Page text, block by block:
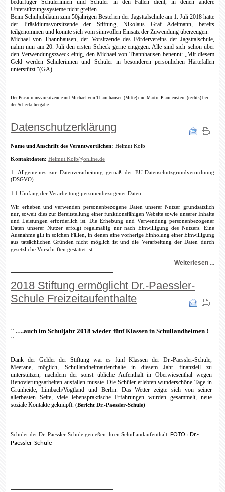
bedürftiger Schülerinnen und Schüler in den Fällen dient, in denen andere
Unterstützungssysteme nicht greifen.
Beim Schuljubiläum zum 50jährigen Bestehen der Jagsttalschule am 1. Juli 2018 hatte
der Präsidiumsvorsitzende der Stiftung, Nikolaus Graf Adelmann, bereits
teilgenommen und konnte sich vom sinnvollen Einsatz der Zuwendung überzeugen.
Michael von Thannhausen, der Vorsitzende des Fördervereins der Jagsttalschule,
nahm nun am 20. Juli den ersten Scheck gerne entgegen. Alle sind sich schon über
den Verwendungszweck einig, den Michael von Thannhausen benennt: „Mit diesem
Geld werden Schülerinnen und Schüler in besonderen persönlichen Härtefällen
unterstützt.“(GA)
Der Präsidiumsvorsitzende mit Michael von Thannhausen (Mitte) und Martin Pfannenstein (rechts) bei
der Scheckübergabe.
Datenschutzerklärung
Name und Anschrift des Verantwortlichen: Helmut Kolb
Kontaktdaten:Helmut.Kolb@online.de
1. Allgemeines zur Datenverarbeitung gemäß der EU-Datenschutzgrundverordnung
(DSGVO):
1.1 Umfang der Verarbeitung personenbezogener Daten:
Wir erheben und verwenden personenbezogene Daten unserer Nutzer grundsätzlich
nur, soweit dies zur Bereitstellung einer funktionsfähigen Website sowie unserer Inhalte
und Leistungen erforderlich ist. Die Erhebung und Verwendung personenbezogener
Daten unserer Nutzer erfolgt regelmäßig nur nach Einwilligung des Nutzers. Eine
Ausnahme gilt in solchen Fällen, in denen eine vorherige Einholung einer Einwilligung
aus tatsächlichen Gründen nicht möglich ist und die Verarbeitung der Daten durch
gesetzliche Vorschriften gestattet ist.
Weiterlesen ...
2018 Stiftung ermöglicht Dr.-Paessler-
Schule Freizeitaufenthalte
" ….auch im Schuljahr 2018 wieder fünf Klassen in Schullandheimen !
"
Dank der Gelder der Stiftung war es fünf Klassen der Dr.-Paessler-Schule,
Meerane, möglich, Schullandheimaufenthalte in diesem Jahr finanziell zu
unterstützen, nachdem der sonst übliche Aufenthalt in Oberwiesenthal wegen
Renovierungsarbeiten ausfallen musste. Die Schüler erlebten wunderschöne Tage in
Grünheide, Limbach/Vogtland und Berlin. Das Wetter zeigte sich von seiner
allerbesten Seite, viele lebenspraktische Erfahrungen wurden gesammelt, neue
soziale Kontakte geknüpft. (Bericht Dr.-Paessler-Schule)
Schüler der Dr.-Paessler-Schule genießen ihren Schullandaufenthalt. FOTO : Dr.-
Paessler-Schule